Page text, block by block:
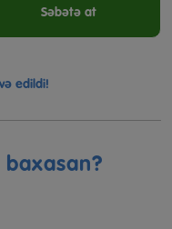
Səbətə at
edildi!